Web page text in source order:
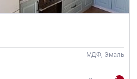
МДФ, Эмаль